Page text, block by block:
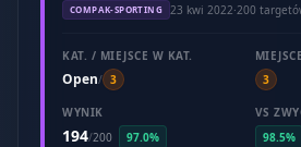
COMPAK-SPORTING 23 kwi 2022·200
KAT. / MIEJSCE W KAT.
Open/ 3
3
WYNIK
194/200 97.0%
VS
98.5%